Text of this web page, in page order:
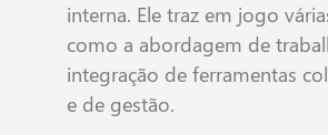
interna. Ele traz em jogo
como a abordagem de
integração de ferramentas
e de gestão.